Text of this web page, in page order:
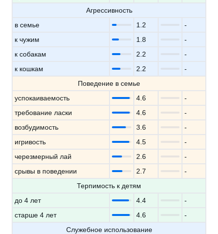
Агрессивность
в семье
1.2
-
к чужим
1.8
-
к собакам
2.2
-
к кошкам
2.2
-
Поведение в семье
успокаиваемость
4.6
-
требование ласки
4.6
-
возбудимость
3.6
-
игривость
4.5
-
черезмерный лай
2.6
-
срывы в поведении
2.7
-
Терпимость к детям
до 4 лет
4.4
-
старше 4 лет
4.6
-
Служебное использование